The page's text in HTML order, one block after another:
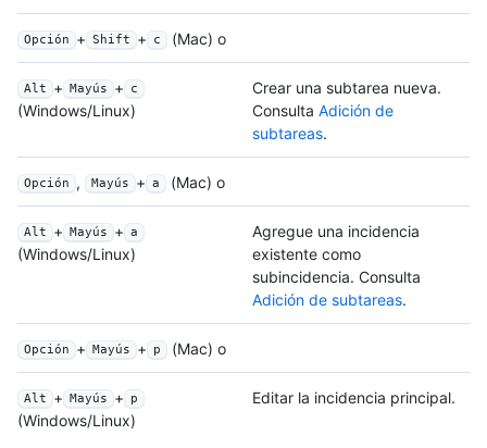
Opción + Shift + c (Mac) o
Alt + Mayús + c
(Windows/Linux)
Crear una subtarea nueva.
Consulta Adición de
subtareas.
Opción , Mayús + a (Mac) o
Alt + Mayús + a
(Windows/Linux)
Agregue una incidencia
existente como
subincidencia. Consulta
Adición de subtareas.
Opción + Mayús + p (Mac) o
Alt + Mayús + p
(Windows/Linux)
Editar la incidencia principal.